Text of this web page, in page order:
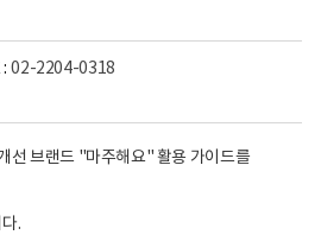
02-2204-0318
선 브랜드 "마주해요" 활용 가이드를
.